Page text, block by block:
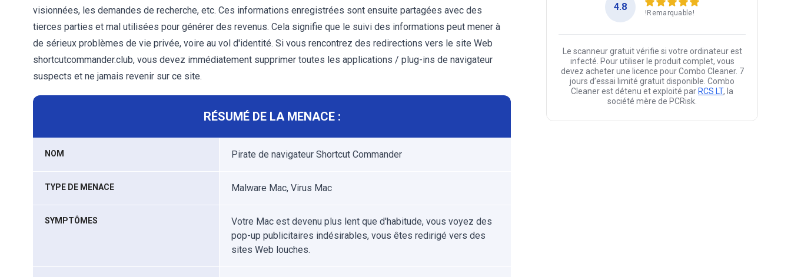
visionnées, les demandes de recherche, etc. Ces informations enregistrées sont ensuite partagées avec des
tierces parties et mal utilisées pour générer des revenus. Cela signifie que le suivi des informations peut mener à
de sérieux problèmes de vie privée, voire au vol d'identité. Si vous rencontrez des redirections vers le site Web
shortcutcommander.club, vous devez immédiatement supprimer toutes les applications / plug-ins de navigateur
suspects et ne jamais revenir sur ce site.
RÉSUMÉ DE LA MENACE :
NOM Pirate de navigateur Shortcut Commander
TYPE DE MENACE Malware Mac, Virus Mac
SYMPTÔMES
Votre Mac est devenu plus lent que d'habitude, vous voyez des
pop-up publicitaires indésirables, vous êtes redirigé vers des
sites Web louches.
4.8
!Remarquable!
Le scanneur gratuit vérifie si votre ordinateur est
infecté. Pour utiliser le produit complet, vous
devez acheter une licence pour Combo Cleaner. 7
jours d’essai limité gratuit disponible. Combo
Cleaner est détenu et exploité par RCS LT, la
société mère de PCRisk.